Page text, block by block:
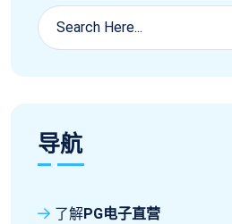
导航
了解PG电子直营